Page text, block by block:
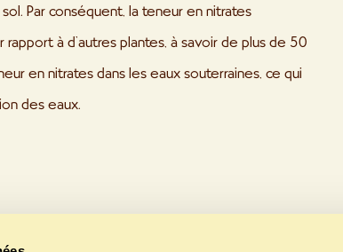
Par conséquent, la teneur en nitrates
à d’autres plantes, à savoir de plus de 50
en nitrates dans les eaux souterraines, ce qui
des eaux.